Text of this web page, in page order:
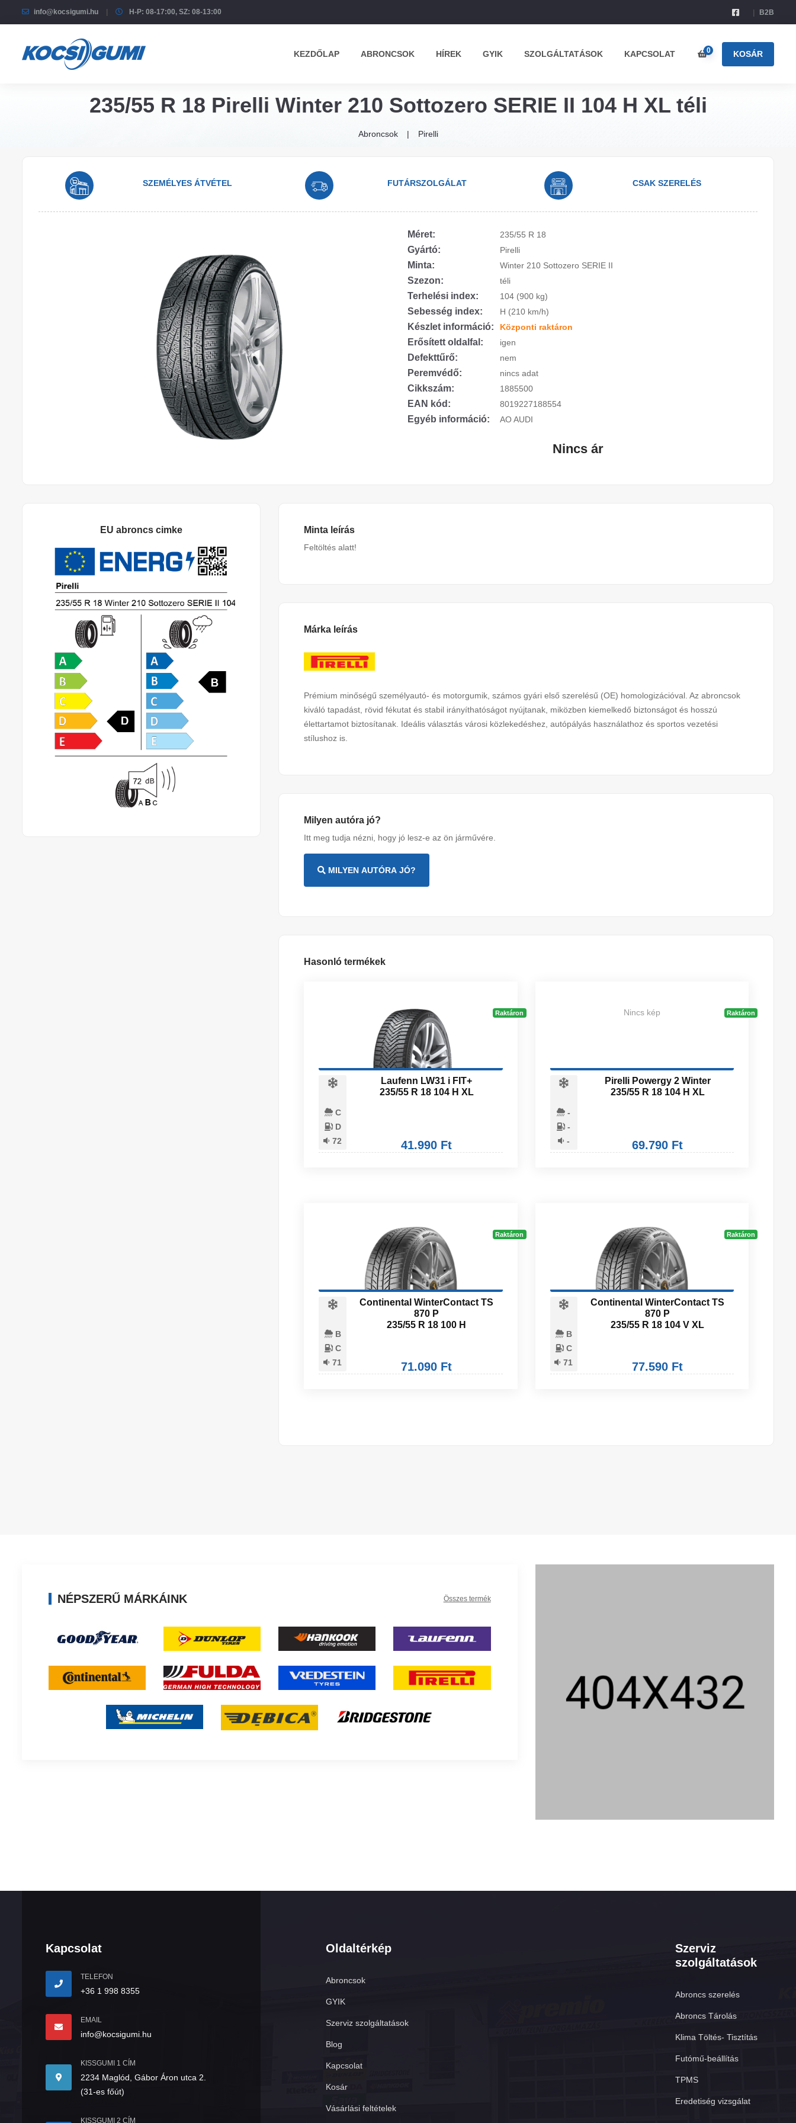
info@kocsigumi.hu H-P: 08-17:00, SZ: 08-13:00 B2B
KEZDŐLAP ABRONCSOK HÍREK GYIK SZOLGÁLTATÁSOK KAPCSOLAT 0 KOSÁR
235/55 R 18 Pirelli Winter 210 Sottozero SERIE II 104 H XL téli
Abroncsok Pirelli
SZEMÉLYES ÁTVÉTEL FUTÁRSZOLGÁLAT CSAK SZERELÉS
Méret: 235/55 R 18
Gyártó: Pirelli
Minta: Winter 210 Sottozero SERIE II
Szezon: téli
Terhelési index: 104 (900 kg)
Sebesség index: H (210 km/h)
Készlet információ: Központi raktáron
Erősített oldalfal: igen
Defekttűrő: nem
Peremvédő: nincs adat
Cikkszám: 1885500
EAN kód: 8019227188554
Egyéb információ: AO AUDI
Nincs ár
EU abroncs cimke Minta leírás
Feltöltés alatt!
Márka leírás
Prémium minőségű személyautó- és motorgumik, számos gyári első szerelésű (OE) homologizációval. Az abroncsok
kiváló tapadást, rövid fékutat és stabil irányíthatóságot nyújtanak, miközben kiemelkedő biztonságot és hosszú
élettartamot biztosítanak. Ideális választás városi közlekedéshez, autópályás használathoz és sportos vezetési
stílushoz is.
Milyen autóra jó?
Itt meg tudja nézni, hogy jó lesz-e az ön járművére.
MILYEN AUTÓRA JÓ?
Hasonló termékek
Raktáron
C
D
72
Laufenn LW31 i FIT+
235/55 R 18 104 H XL
41.990 Ft
Raktáron
Nincs kép
-
-
-
Pirelli Powergy 2 Winter
235/55 R 18 104 H XL
69.790 Ft
Raktáron
B
C
71
Continental WinterContact TS
870 P
235/55 R 18 100 H
71.090 Ft
Raktáron
B
C
71
Continental WinterContact TS
870 P
235/55 R 18 104 V XL
77.590 Ft
NÉPSZERŰ MÁRKÁINK Összes termék
Kapcsolat
TELEFON
+36 1 998 8355
EMAIL
info@kocsigumi.hu
KISSGUMI 1 CÍM
2234 Maglód, Gábor Áron utca 2.
(31-es főút)
KISSGUMI 2 CÍM
Oldaltérkép
Abroncsok
GYIK
Szerviz szolgáltatások
Blog
Kapcsolat
Kosár
Vásárlási feltételek
Szerviz
szolgáltatások
Abroncs szerelés
Abroncs Tárolás
Klima Töltés- Tisztítás
Futómű-beállítás
TPMS
Eredetiség vizsgálat